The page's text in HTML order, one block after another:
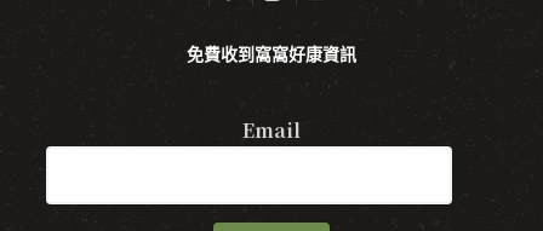
免費收到窩窩好康資訊
Email